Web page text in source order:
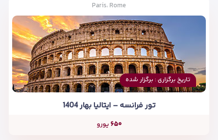
Paris، Rome
تاریخ برگزاری : برگزار شده
تور فرانسه – ایتالیا بهار 1404
۶۵۰یورو